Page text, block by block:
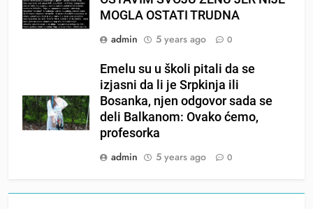
MOGLA OSTATI TRUDNA
admin
5 years ago 0
Emelu su u školi pitali da se
izjasni da li je Srpkinja ili
Bosanka, njen odgovor sada se
deli Balkanom: Ovako ćemo,
profesorka
admin
5 years ago 0